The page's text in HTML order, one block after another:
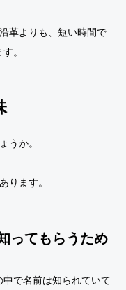
革よりも、短い時間で
。
うか。
ります。
ってもらうため
で名前は知られていて